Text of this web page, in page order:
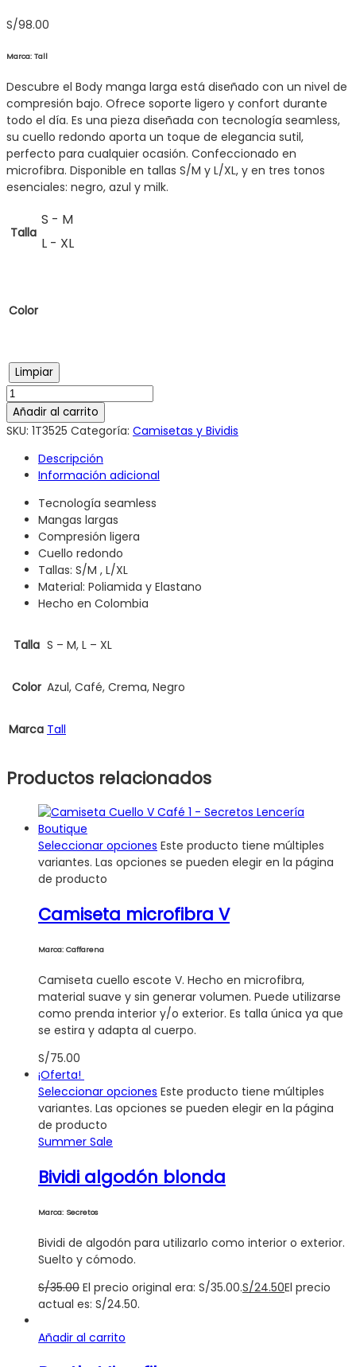
S/98.00
Marca: Tall
Descubre el Body manga larga está diseñado con un nivel de
compresión bajo. Ofrece soporte ligero y confort durante
todo el día. Es una pieza diseñada con tecnología seamless,
su cuello redondo aporta un toque de elegancia sutil,
perfecto para cualquier ocasión. Confeccionado en
microfibra. Disponible en tallas S/M y L/XL, y en tres tonos
esenciales: negro, azul y milk.
Talla
S - M
L - XL
Color
Limpiar
Añadir al carrito
SKU: 1T3525 Categoría: Camisetas y Bividis
Descripción
Información adicional
Tecnología seamless
Mangas largas
Compresión ligera
Cuello redondo
Tallas: S/M , L/XL
Material: Poliamida y Elastano
Hecho en Colombia
Talla S – M, L – XL
Color Azul, Café, Crema, Negro
Marca Tall
Productos relacionados
Seleccionar opciones Este producto tiene múltiples
variantes. Las opciones se pueden elegir en la página
de producto
Camiseta microfibra V
Marca: Caffarena
Camiseta cuello escote V. Hecho en microfibra,
material suave y sin generar volumen. Puede utilizarse
como prenda interior y/o exterior. Es talla única ya que
se estira y adapta al cuerpo.
S/75.00
¡Oferta!
Seleccionar opciones Este producto tiene múltiples
variantes. Las opciones se pueden elegir en la página
de producto
Summer Sale
Bividi algodón blonda
Marca: Secretos
Bividi de algodón para utilizarlo como interior o exterior.
Suelto y cómodo.
S/35.00 El precio original era: S/35.00.S/24.50El precio
actual es: S/24.50.
Añadir al carrito